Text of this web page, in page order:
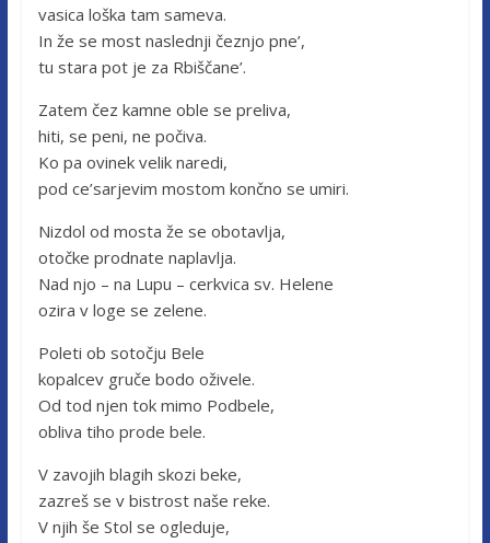
vasica loška tam sameva.
In že se most naslednji čeznjo pne’,
tu stara pot je za Rbiščane’.
Zatem čez kamne oble se preliva,
hiti, se peni, ne počiva.
Ko pa ovinek velik naredi,
pod ce’sarjevim mostom končno se umiri.
Nizdol od mosta že se obotavlja,
otočke prodnate naplavlja.
Nad njo – na Lupu – cerkvica sv. Helene
ozira v loge se zelene.
Poleti ob sotočju Bele
kopalcev gruče bodo oživele.
Od tod njen tok mimo Podbele,
obliva tiho prode bele.
V zavojih blagih skozi beke,
zazreš se v bistrost naše reke.
V njih še Stol se ogleduje,